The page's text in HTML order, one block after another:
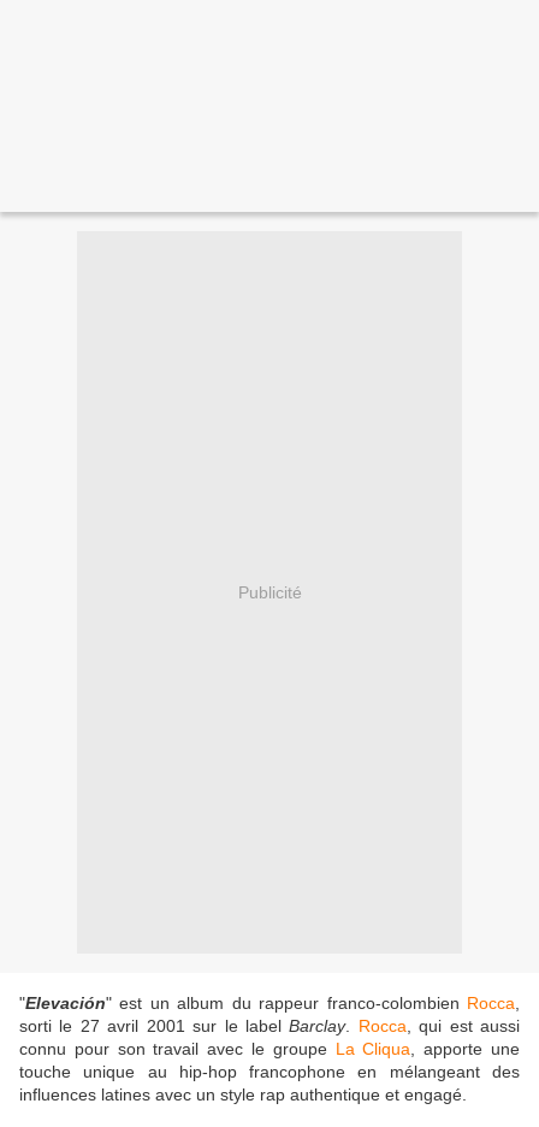
Publicité
"Elevación" est un album du rappeur franco-colombien Rocca
sorti le 27 avril 2001 sur le labelBarclay. Rocca , qui est aussi
connu pour son travail avec le groupe La Cliqua , apporte une
touche unique au hip-hop francophone en mélangeant des
influences latines avec un style rap authentique et engagé.